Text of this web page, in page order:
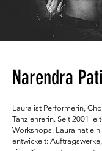
Narendra
Laura ist Performerin,
Tanzlehrerin. Seit 2001
Workshops. Laura hat
entwickelt: